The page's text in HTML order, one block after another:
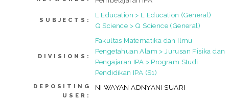
SUBJECTS:
L Education > L Education (General)
Q Science > Q Science (General)
DIVISIONS:
Fakultas Matematika dan Ilmu
Pengetahuan Alam > Jurusan Fisika dan
Pengajaran IPA > Program Studi
Pendidikan IPA (S1)
DEPOSITING
USER:
NI WAYAN ADNYANI SUARI